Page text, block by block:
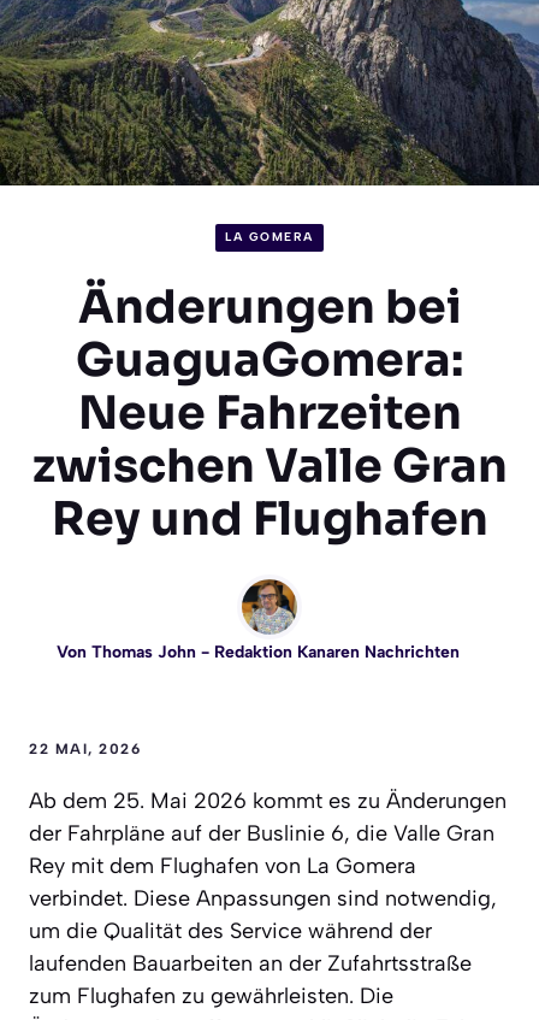
LA GOMERA
Änderungen bei
GuaguaGomera:
Neue Fahrzeiten
zwischen Valle Gran
Rey und Flughafen
Von Thomas John- Redaktion Kanaren Nachrichten
22 MAI, 2026
Ab dem 25. Mai 2026 kommt es zu Änderungen
der Fahrpläne auf der Buslinie 6, die Valle Gran
Rey mit dem Flughafen von La Gomera
verbindet. Diese Anpassungen sind notwendig,
um die Qualität des Service während der
laufenden Bauarbeiten an der Zufahrtsstraße
zum Flughafen zu gewährleisten. Die